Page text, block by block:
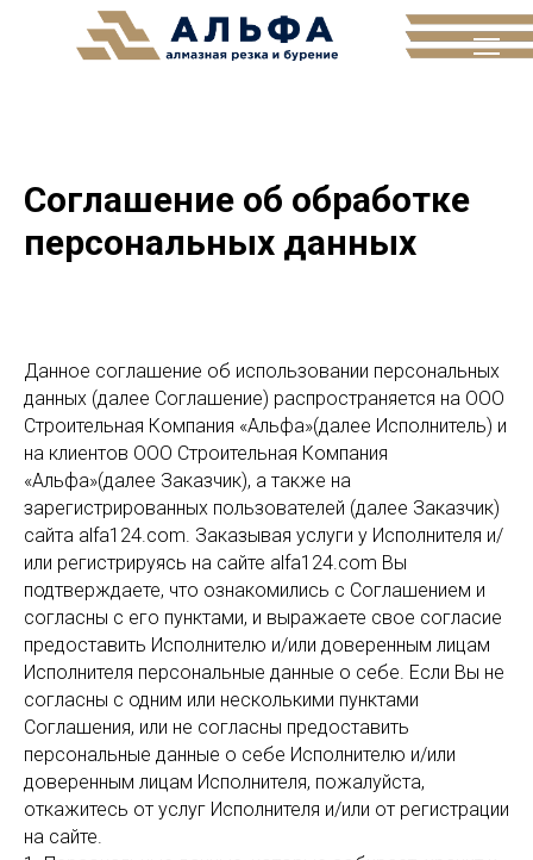
Соглашение об обработке
персональных данных
Данное соглашение об использовании персональных
данных (далее Соглашение) распространяется на ООО
Строительная Компания «Альфа»(далее Исполнитель) и
на клиентов ООО Строительная Компания
«Альфа»(далее Заказчик), а также на
зарегистрированных пользователей (далее Заказчик)
сайта alfa124.com. Заказывая услуги у Исполнителя и/
или регистрируясь на сайте alfa124.com Вы
подтверждаете, что ознакомились с Соглашением и
согласны с его пунктами, и выражаете свое согласие
предоставить Исполнителю и/или доверенным лицам
Исполнителя персональные данные о себе. Если Вы не
согласны с одним или несколькими пунктами
Соглашения, или не согласны предоставить
персональные данные о себе Исполнителю и/или
доверенным лицам Исполнителя, пожалуйста,
откажитесь от услуг Исполнителя и/или от регистрации
на сайте.